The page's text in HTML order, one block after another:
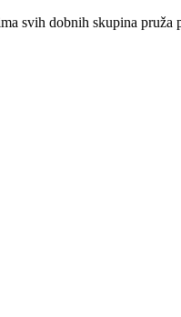
svih dobnih skupina pruža